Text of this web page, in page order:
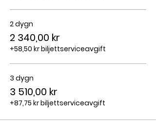
2 dygn
2 340,00 kr
+58,50 kr biljettserviceavgift
3 dygn
3 510,00 kr
+87,75 kr biljettserviceavgift